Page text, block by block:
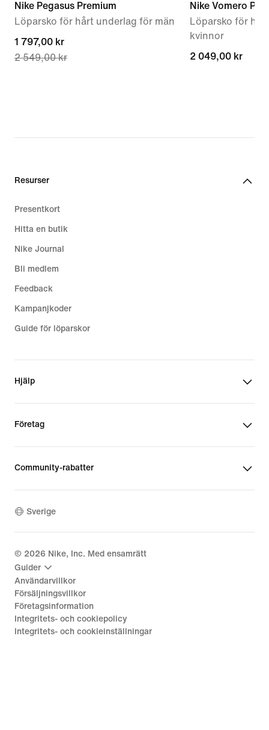
Nike Pegasus Premium
Löparsko för hårt underlag för män
current
price
1 797,00 kr
2 549,00 kr
Nike Vomero Plus
Löparsko för
kvinnor
2 049,00 kr
2 049,00 kr
Resurser
Presentkort
Hitta en butik
Nike Journal
Bli medlem
Feedback
Kampanjkoder
Guide för löparskor
Hjälp
Företag
Community-rabatter
Sverige
© 2026 Nike, Inc. Med ensamrätt
Guider
Användarvillkor
Försäljningsvillkor
Företagsinformation
Integritets- och cookiepolicy
Integritets- och cookieinställningar